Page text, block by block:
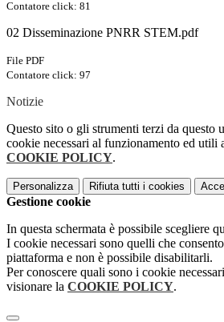
Contatore click: 81
02 Disseminazione PNRR STEM.pdf
File PDF
Contatore click: 97
Notizie
Questo sito o gli strumenti terzi da questo
cookie necessari al funzionamento ed utili
COOKIE POLICY.
Personalizza Rifiuta tutti i cookies
Gestione cookie
In questa schermata è possibile scegliere
I cookie necessari sono quelli che
piattaforma e non è possibile disabilitarli.
Per conoscere quali sono i cookie
visionare la COOKIE POLICY.